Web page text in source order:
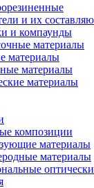
и их
и компаунды
материалы
материалы
материалы
материалы
композиции
материалы
материалы